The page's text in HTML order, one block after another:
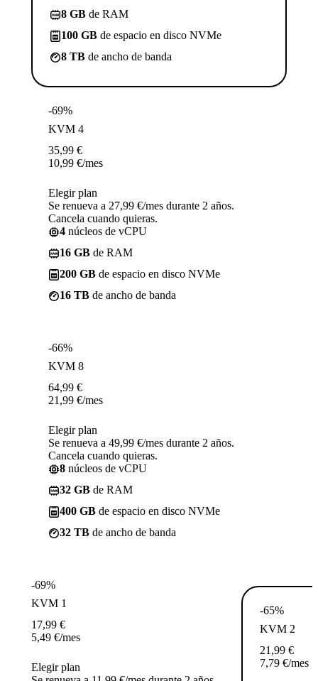
8 GB de RAM
100 GB de espacio en disco NVMe
8 TB de ancho de banda
-69%
KVM 4
35,99 €
10,99 €/mes
Elegir plan
Se renueva a 27,99 €/mes durante 2 años.
Cancela cuando quieras.
4 núcleos de vCPU
16 GB de RAM
200 GB de espacio en disco NVMe
16 TB de ancho de banda
-66%
KVM 8
64,99 €
21,99 €/mes
Elegir plan
Se renueva a 49,99 €/mes durante 2 años.
Cancela cuando quieras.
8 núcleos de vCPU
32 GB de RAM
400 GB de espacio en disco NVMe
32 TB de ancho de banda
-69%
KVM 1
17,99 €
5,49 €/mes
Elegir plan
-65%
KVM 2
21,99 €
7,79 €/mes